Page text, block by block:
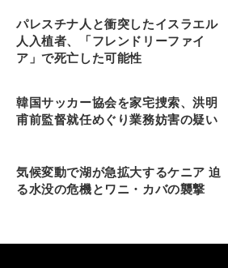
パレスチナ人と衝突したイスラエル
人入植者、「フレンドリーファイ
ア」で死亡した可能性
韓国サッカー協会を家宅捜索、洪明
甫前監督就任めぐり業務妨害の疑い
気候変動で湖が急拡大するケニア 迫
る水没の危機とワニ・カバの襲撃